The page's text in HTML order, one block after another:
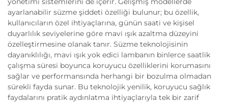
ayarlanabilir süzme şiddeti özelliği bulunur; bu özellik,
kullanıcıların özel ihtiyaçlarına, günün saati ve kişisel
duyarlılık seviyelerine göre mavi ışık azaltma düzeyini
özelleştirmesine olanak tanır. Süzme teknolojisinin
dayanıklılığı, mavi ışık yok edici lambanın binlerce saatlik
çalışma süresi boyunca koruyucu özelliklerini korumasını
sağlar ve performansında herhangi bir bozulma olmadan
sürekli fayda sunar. Bu teknolojik yenilik, koruyucu sağlık
faydalarını pratik aydınlatma ihtiyaçlarıyla tek bir zarif